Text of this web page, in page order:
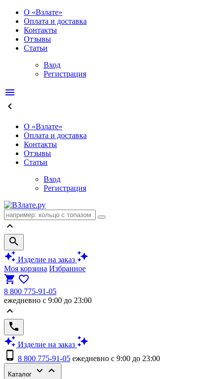
О «Взлате»
Оплата и доставка
Контакты
Отзывы
Статьи
Вход
Регистрация
menu
keyboard_arrow_left
О «Взлате»
Оплата и доставка
Контакты
Отзывы
Статьи
Вход
Регистрация
keyboard_arrow_up
search
auto_awesome Изделие на заказ auto_awesome
Моя корзина Избранное
shopping_cart favorite_border
8 800 775-91-05
ежедневно с 9:00 до 23:00
keyboard_arrow_up
phone
auto_awesome Изделие на заказ auto_awesome
phone_android 8 800 775-91-05 ежедневно с 9:00 до 23:00
Каталог keyboard_arrow_down keyboard_arrow_up